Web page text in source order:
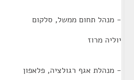
- מנהל תחום ממשל, סלקום
יוליה מרוז
- מנהלת אגף רגולציה, פלאפון